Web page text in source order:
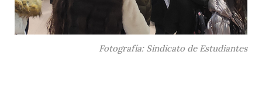
Fotografía: Sindicato de Estudiantes